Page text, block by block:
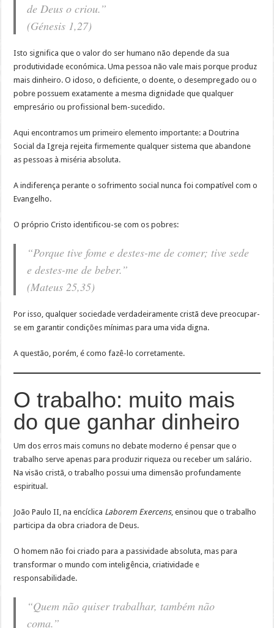
de Deus o criou.”
(Génesis 1,27)
Isto significa que o valor do ser humano não depende da sua
produtividade económica. Uma pessoa não vale mais porque produz
mais dinheiro. O idoso, o deficiente, o doente, o desempregado ou o
pobre possuem exatamente a mesma dignidade que qualquer
empresário ou profissional bem-sucedido.
Aqui encontramos um primeiro elemento importante: a Doutrina
Social da Igreja rejeita firmemente qualquer sistema que abandone
as pessoas à miséria absoluta.
A indiferença perante o sofrimento social nunca foi compatível com o
Evangelho.
O próprio Cristo identificou-se com os pobres:
“Porque tive fome e destes-me de comer; tive sede
e destes-me de beber.”
(Mateus 25,35)
Por isso, qualquer sociedade verdadeiramente cristã deve preocupar-
se em garantir condições mínimas para uma vida digna.
A questão, porém, é como fazê-lo corretamente.
O trabalho: muito mais
do que ganhar dinheiro
Um dos erros mais comuns no debate moderno é pensar que o
trabalho serve apenas para produzir riqueza ou receber um salário.
Na visão cristã, o trabalho possui uma dimensão profundamente
espiritual.
João Paulo II, na encíclica Laborem Exercens, ensinou que o trabalho
participa da obra criadora de Deus.
O homem não foi criado para a passividade absoluta, mas para
transformar o mundo com inteligência, criatividade e
responsabilidade.
“Quem não quiser trabalhar, também não
coma.”